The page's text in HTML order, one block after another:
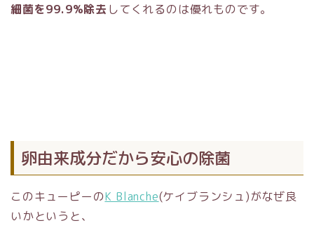
細菌を99.9%除去 してくれるのは優れものです。
卵由来成分だから安心の除菌
このキューピーのK Blanche(ケイブランシュ)がなぜ良
いかというと、